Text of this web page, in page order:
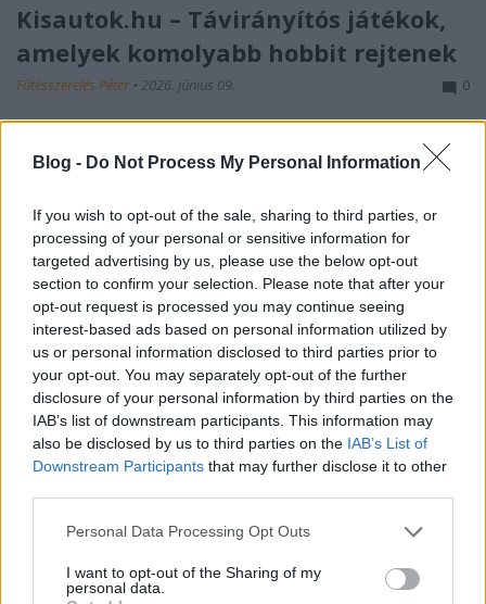
Blog - Do Not Process My Personal Information
If you wish to opt-out of the sale, sharing to third parties, or
processing of your personal or sensitive information for
targeted advertising by us, please use the below opt-out
section to confirm your selection. Please note that after your
opt-out request is processed you may continue seeing
interest-based ads based on personal information utilized by
us or personal information disclosed to third parties prior to
your opt-out. You may separately opt-out of the further
disclosure of your personal information by third parties on the
IAB’s list of downstream participants. This information may
also be disclosed by us to third parties on the IAB’s List of
Downstream Participants that may further disclose it to other
Please note that this website/app uses one or more Google
not limited to your visit or usage behaviour. You may click to
grant or deny consent to Google and its third-party tags to
Personal Data Processing Opt Outs
I want to opt-out of the Sharing of my
personal data.
Kisautok.hu – Távirányítós játékok,
amelyek komolyabb hobbit rejtenek
Fűtésszerelés Péter • 2026. június 09. 0
komolyabb hobbit rejtenek
Kisautok.hu – Távirányítós játékok, amelyek
komolyabb ...
Az MI-marketing forradalom: Hogyan
definiálja újra a budapesti CRS
ügynökség a digitális stratégiát a
mesterséges intelligencia korában?
Fűtésszerelés Péter•2026. június 05.
Ahogy a mesterséges intelligencia a digitális
marketingügynökségek új generációja emelkedik fel